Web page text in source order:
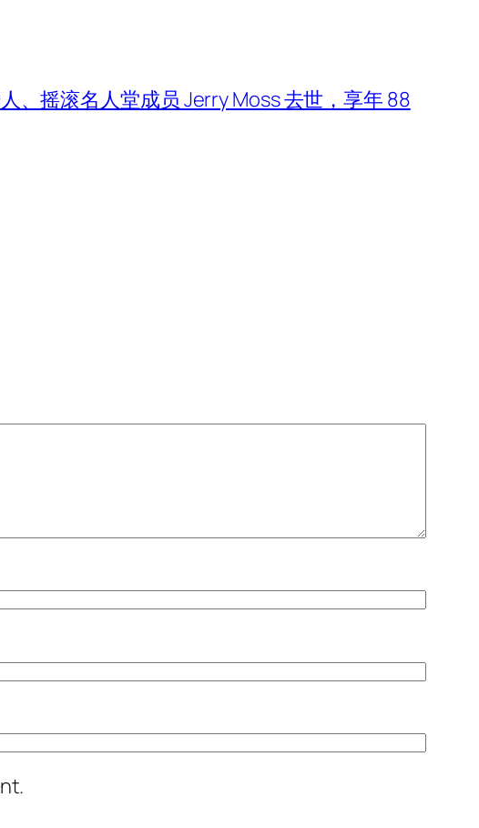
、摇滚名人堂成员 Jerry Moss 去世，享年 88